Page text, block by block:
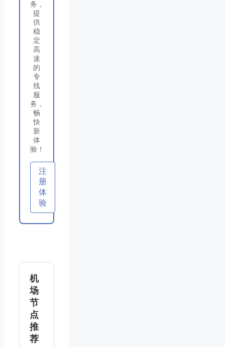
务，
提
供
稳
定
高
速
的
专
线
服
务，
畅
快
新
体
验！
注
册
体
验
机
场
节
点
推
荐